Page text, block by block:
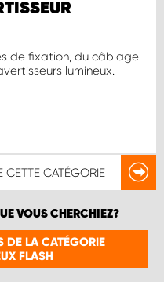
de fixation, du câblage
lumineux.
CETTE CATÉGORIE
VOUS CHERCHIEZ?
DE LA CATÉGORIE
FLASH